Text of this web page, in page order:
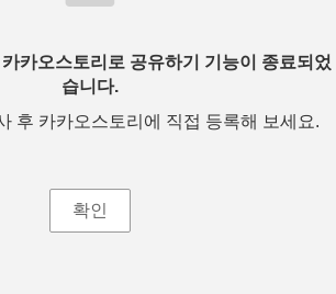
카오스토리로 공유하기 기능이 종료되었
습니다.
후 카카오스토리에 직접 등록해 보세요.
확인